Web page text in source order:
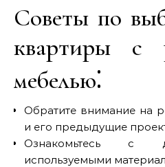
Советы по
квартиры с
мебелью⁚
Обратите внимание на
и его предыдущие
Ознакомьтесь с
используемыми